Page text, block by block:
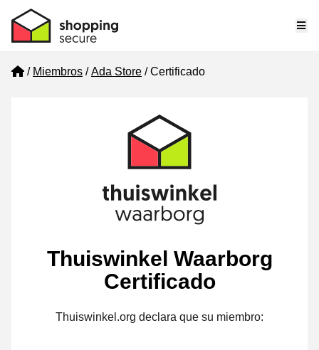
Home
Miembros Ada Store Certificado
Thuiswinkel Waarborg
Certificado
Thuiswinkel.org declara que su miembro: